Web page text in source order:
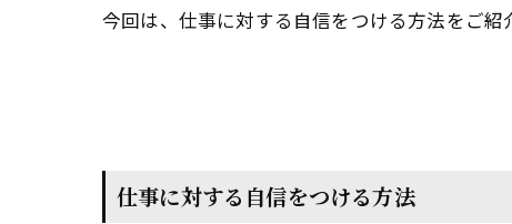
今回は、仕事に対する自信をつける方法をご紹
仕事に対する自信をつける方法